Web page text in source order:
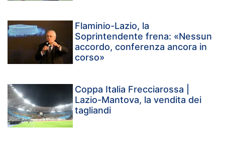
Flaminio-Lazio, la
Soprintendente frena: «Nessun
accordo, conferenza ancora in
corso»
Coppa Italia Frecciarossa |
Lazio-Mantova, la vendita dei
tagliandi